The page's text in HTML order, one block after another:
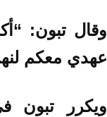
وقال تبون:
عهدي معكم
ويكرر تبون